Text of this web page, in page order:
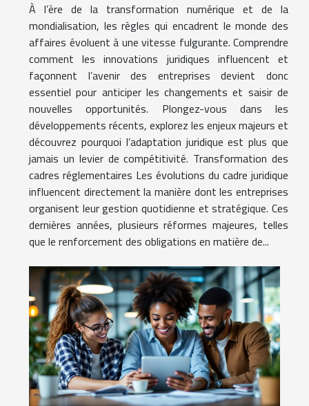
À l’ère de la transformation numérique et de la
mondialisation, les règles qui encadrent le monde des
affaires évoluent à une vitesse fulgurante. Comprendre
comment les innovations juridiques influencent et
façonnent l’avenir des entreprises devient donc
essentiel pour anticiper les changements et saisir de
nouvelles opportunités. Plongez-vous dans les
développements récents, explorez les enjeux majeurs et
découvrez pourquoi l’adaptation juridique est plus que
jamais un levier de compétitivité. Transformation des
cadres réglementaires Les évolutions du cadre juridique
influencent directement la manière dont les entreprises
organisent leur gestion quotidienne et stratégique. Ces
dernières années, plusieurs réformes majeures, telles
que le renforcement des obligations en matière de...